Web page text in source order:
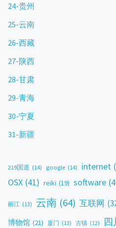
24-贵州
25-云南
26-西藏
27-陕西
28-甘肃
29-青海
30-宁夏
31-新疆
219国道 (14) google (14) internet
OSX (41) reiki (19) software
丽江 (13) 云南 (64) 互联网
博物馆 (21) 厦门 (13) 古镇 (12) 四